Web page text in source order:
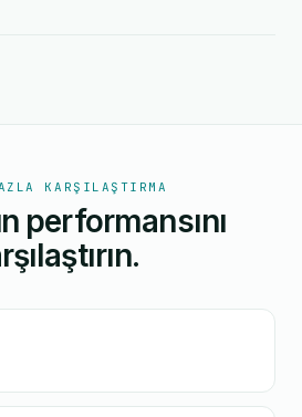
KARŞILAŞTIRMA
performansını